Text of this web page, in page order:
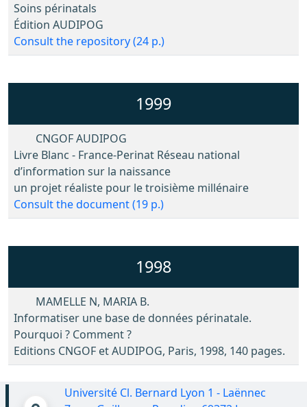
Soins périnatals
Édition AUDIPOG
Consult the repository (24 p.)
1999
CNGOF AUDIPOG
Livre Blanc - France-Perinat Réseau national
d’information sur la naissance
un projet réaliste pour le troisième millénaire
Consult the document (19 p.)
1998
MAMELLE N, MARIA B.
Informatiser une base de données périnatale.
Pourquoi ? Comment ?
Editions CNGOF et AUDIPOG, Paris, 1998, 140 pages.
Université Cl. Bernard Lyon 1 - Laënnec